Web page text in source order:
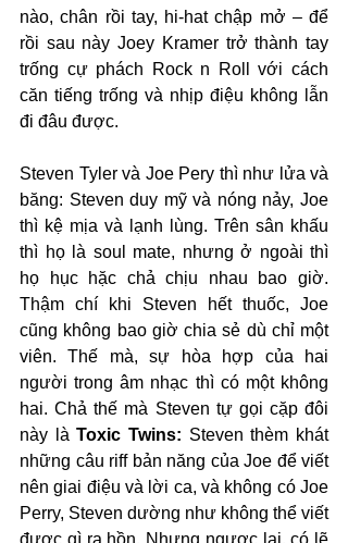
nào, chân rồi tay, hi-hat chập mở – để
rồi sau này Joey Kramer trở thành tay
trống cự phách Rock n Roll với cách
căn tiếng trống và nhịp điệu không lẫn
đi đâu được.
Steven Tyler và Joe Pery thì như lửa và
băng: Steven duy mỹ và nóng nảy, Joe
thì kệ mịa và lạnh lùng. Trên sân khấu
thì họ là soul mate, nhưng ở ngoài thì
họ hục hặc chả chịu nhau bao giờ.
Thậm chí khi Steven hết thuốc, Joe
cũng không bao giờ chia sẻ dù chỉ một
viên. Thế mà, sự hòa hợp của hai
người trong âm nhạc thì có một không
hai. Chả thế mà Steven tự gọi cặp đôi
này là Toxic Twins: Steven thèm khát
những câu riff bản năng của Joe để viết
nên giai điệu và lời ca, và không có Joe
Perry, Steven dường như không thể viết
được gì ra hồn. Nhưng ngược lại, có lẽ